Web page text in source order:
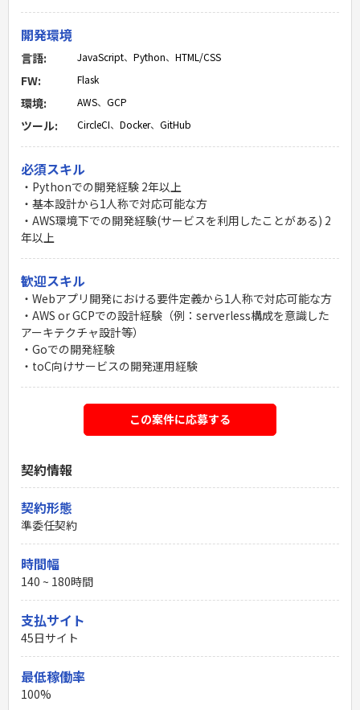
開発環境
言語: JavaScript、 Python、 HTML/CSS
FW: Flask
環境: AWS、 GCP
ツール: CircleCI、 Docker、 GitHub
必須スキル
・Pythonでの開発経験 2年以上
・基本設計から1人称で対応可能な方
・AWS環境下での開発経験(サービスを利用したことがある) 2
年以上
歓迎スキル
・Webアプリ開発における要件定義から1人称で対応可能な方
・AWS or GCPでの設計経験（例：serverless構成を意識した
アーキテクチャ設計等）
・Goでの開発経験
・toC向けサービスの開発運用経験
この案件に応募する
契約情報
契約形態
準委任契約
時間幅
140 ~ 180時間
支払サイト
45日サイト
最低稼働率
100%